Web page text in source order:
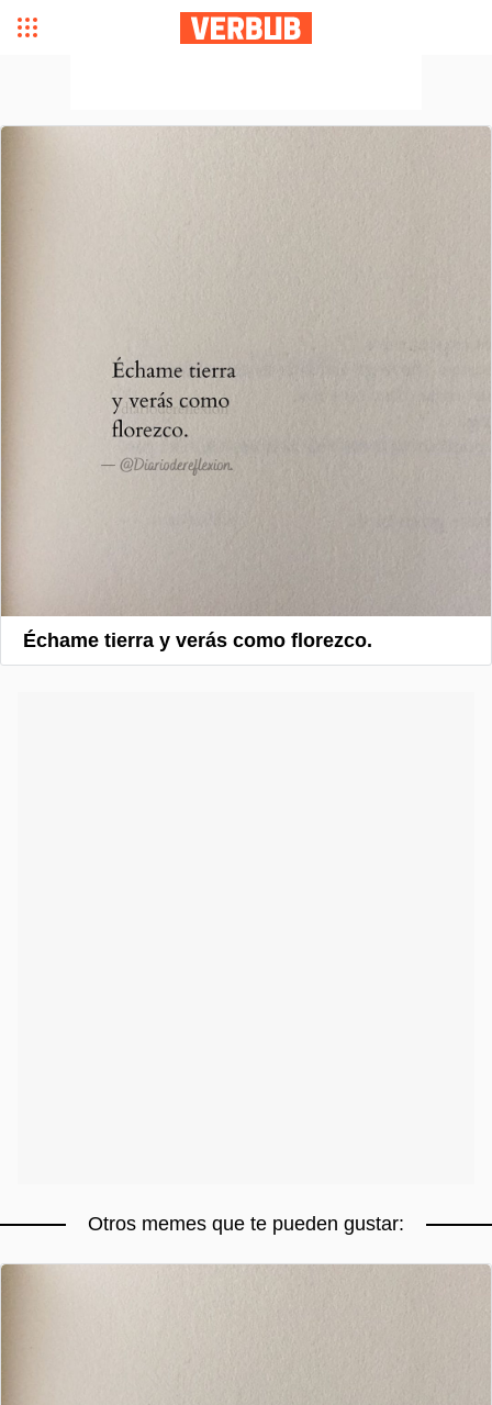
Échame tierra y verás como florezco.
Otros memes que te pueden gustar: